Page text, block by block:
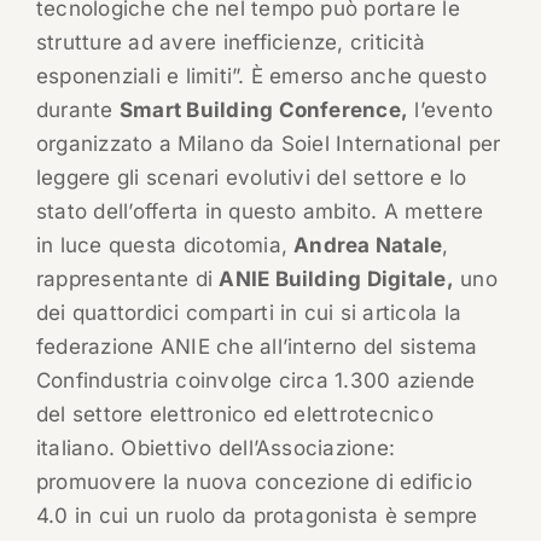
tecnologiche che nel tempo può portare le
strutture ad avere inefficienze, criticità
esponenziali e limiti”. È emerso anche questo
durante Smart Building Conference, l’evento
organizzato a Milano da Soiel International per
leggere gli scenari evolutivi del settore e lo
stato dell’offerta in questo ambito. A mettere
in luce questa dicotomia,Andrea Natale,
rappresentante diANIE Building Digitale, uno
dei quattordici comparti in cui si articola la
federazione ANIE che all’interno del sistema
Confindustria coinvolge circa 1.300 aziende
del settore elettronico ed elettrotecnico
italiano. Obiettivo dell’Associazione:
promuovere la nuova concezione di edificio
4.0 in cui un ruolo da protagonista è sempre